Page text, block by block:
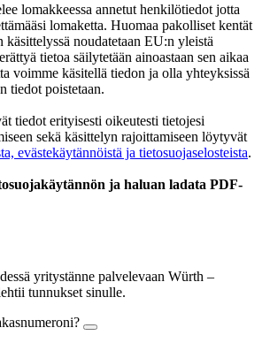
lomakkeessa annetut henkilötiedot jotta
lomaketta. Huomaa pakolliset kentät
käsittelyssä noudatetaan EU:n yleistä
tietoa säilytetään ainoastaan sen aikaa
voimme käsitellä tiedon ja olla yhteyksissä
tiedot poistetaan.
tiedot erityisesti oikeutesti tietojesi
sekä käsittelyn rajoittamiseen löytyvät
evästekäytännöistä ja tietosuojaselosteista.
ja haluan ladata PDF-
yritystänne palvelevaan Würth –
tunnukset sinulle.